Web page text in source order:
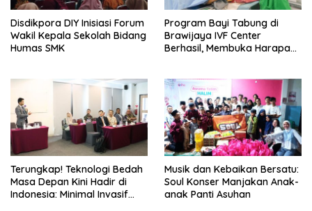
Disdikpora DIY Inisiasi Forum
Wakil Kepala Sekolah Bidang
Humas SMK
Program Bayi Tabung di
Brawijaya IVF Center
Berhasil, Membuka Harapan
Menginginkan Anak
Terungkap! Teknologi Bedah
Masa Depan Kini Hadir di
Indonesia: Minimal Invasif
Musik dan Kebaikan Bersatu:
Soul Konser Manjakan Anak-
anak Panti Asuhan